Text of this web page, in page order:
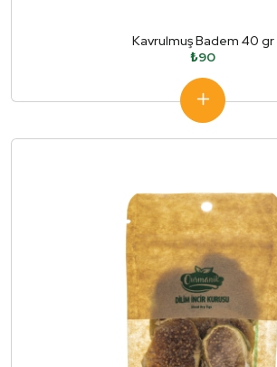
Kavrulmuş Badem 40 gr
₺90